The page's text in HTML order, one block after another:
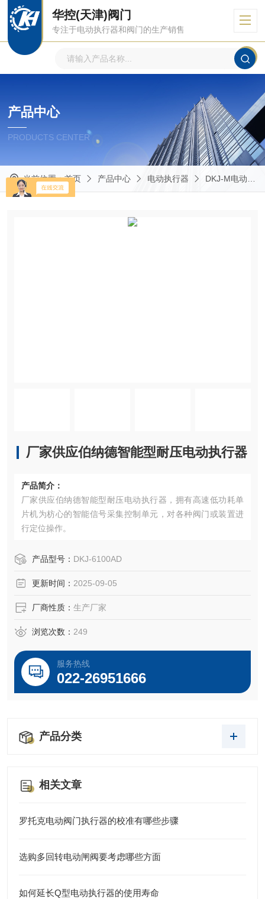
华控(天津)阀门
专注于电动执行器和阀门的生产销售
产品中心
PRODUCTS CENTER
当前位置：首页 产品中心 电动执行器 DKJ-M电动执行器
厂家供应伯纳德智能型耐压电动执行器
产品简介：
厂家供应伯纳德智能型耐压电动执行器，拥有高速低功耗单
片机为枋心的智能信号采集控制单元，对各种阀门或装置进
行定位操作。
产品型号： DKJ-6100AD
更新时间： 2025-09-05
厂商性质： 生产厂家
浏览次数： 249
服务热线
022-26951666
产品分类
相关文章
罗托克电动阀门执行器的校准有哪些步骤
选购多回转电动闸阀要考虑哪些方面
如何延长Q型电动执行器的使用寿命